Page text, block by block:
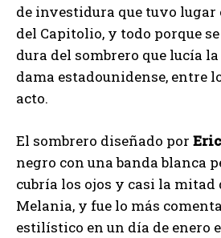
de investidura que tuvo lugar
del Capitolio, y todo porque
dura del sombrero que lucía
dama estadounidense, entre
acto.
El sombrero diseñado por
negro con una banda blanca
cubría los ojos y casi la mitad
Melania, y fue lo más
estilístico en un día de enero